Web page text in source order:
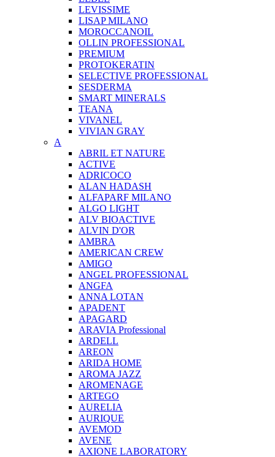
LEVISSIME
LISAP MILANO
MOROCCANOIL
OLLIN PROFESSIONAL
PREMIUM
PROTOKERATIN
SELECTIVE PROFESSIONAL
SESDERMA
SMART MINERALS
TEANA
VIVANEL
VIVIAN GRAY
A
ABRIL ET NATURE
ACTIVE
ADRICOCO
ALAN HADASH
ALFAPARF MILANO
ALGO LIGHT
ALV BIOACTIVE
ALVIN D'OR
AMBRA
AMERICAN CREW
AMIGO
ANGEL PROFESSIONAL
ANGFA
ANNA LOTAN
APADENT
APAGARD
ARAVIA Professional
ARDELL
AREON
ARIDA HOME
AROMA JAZZ
AROMENAGE
ARTEGO
AURELIA
AURIQUE
AVEMOD
AVENE
AXIONE LABORATORY